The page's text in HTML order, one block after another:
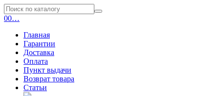
00…
Главная
Гарантии
Доставка
Оплата
Пункт выдачи
Возврат товара
Статьи